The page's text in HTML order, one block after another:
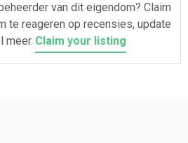
van dit eigendom? Claim
te reageren op recensies, update
meer. Claim your listing